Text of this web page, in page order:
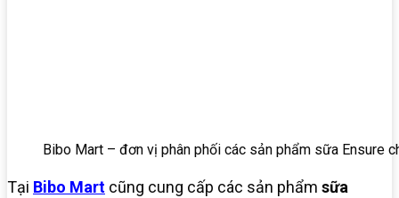
Bibo Mart – đơn vị phân phối các sản phẩm sữa Ensure
Tại Bibo Mart cũng cung cấp các sản phẩm sữa